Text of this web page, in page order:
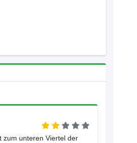
zum unteren Viertel der